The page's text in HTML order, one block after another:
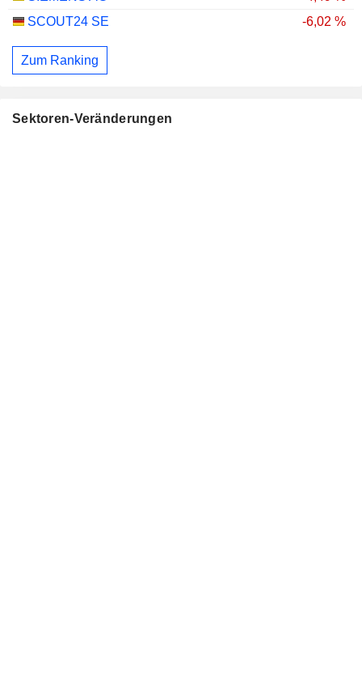
SCOUT24 SE
-6,02 %
Zum Ranking
Sektoren-Veränderungen